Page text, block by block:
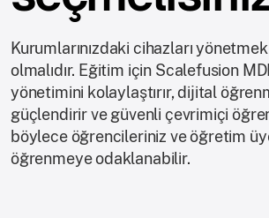
Kurumlarınızdaki cihazları
olmalıdır. Eğitim için Scalefusion
yönetimini kolaylaştırır, dijital
güçlendirir ve güvenli çevrimiçi
böylece öğrencileriniz ve öğretim
öğrenmeye odaklanabilir.